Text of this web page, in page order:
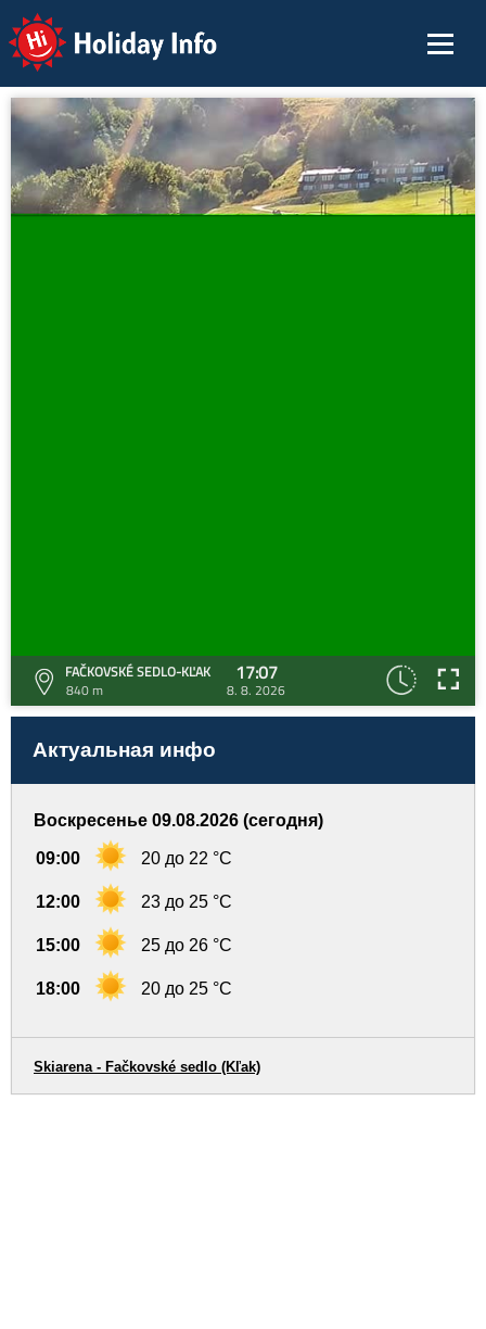
Holiday Info
FAČKOVSKÉ SEDLO-KĽAK
840 m
17:07
8. 8. 2026
Актуальная инфо
Воскресенье 09.08.2026 (сегодня)
09:00 20 до 22 °C
12:00 23 до 25 °C
15:00 25 до 26 °C
18:00 20 до 25 °C
Skiarena - Fačkovské sedlo (Kľak)